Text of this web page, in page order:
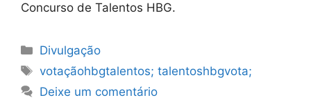
Concurso de Talentos HBG.
Categorias
Divulgação
Etiquetas
votaçãohbgtalentos; talentoshbgvota;
Deixe um comentário